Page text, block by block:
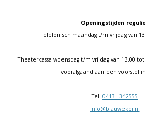
Openingstijden
Telefonisch maandag t/m vrijdag van
Theaterkassa woensdag t/m vrijdag van 13.00
voorafgaand aan een
Tel: 0413 - 342555
info@blauwekei.nl